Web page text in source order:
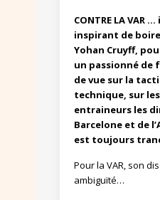
CONTRE LA VAR
inspirant de
Yohan Cruyff,
un passionné de
de vue sur la
technique, sur
entraineurs les
Barcelone et de
est toujours
Pour la VAR, son
ambiguïté…